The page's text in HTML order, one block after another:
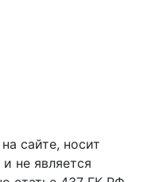
сайте, носит
не является